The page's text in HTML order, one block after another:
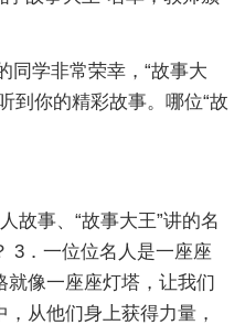
同学非常荣幸，“故事大
到你的精彩故事。哪位“故
故事、“故事大王”讲的名
3．一位位名人是一座座
就像一座座灯塔，让我们
从他们身上获得力量，